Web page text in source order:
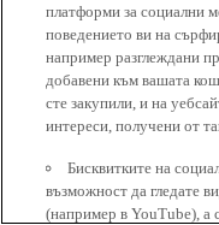
платформи за социални
поведението ви на
например разглеждани
добавени към вашата
сте закупили, и на
интереси, получени от
Бисквитките на
възможност да гледате
(например в YouTube), а